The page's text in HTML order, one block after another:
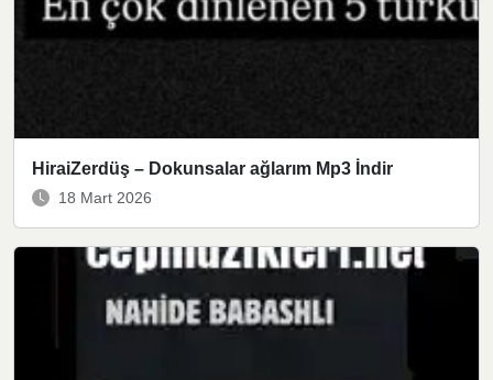
HiraiZerdüş – Dokunsalar ağlarım Mp3 İndir
18 Mart 2026